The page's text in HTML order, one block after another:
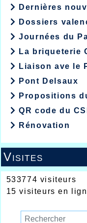
Dernières
Dossiers
Journées du
La briqueterie
Liaison ave le
Pont Delsaux
Propositions
QR code du
Rénovation
Visites
533774 visiteurs
15 visiteurs en